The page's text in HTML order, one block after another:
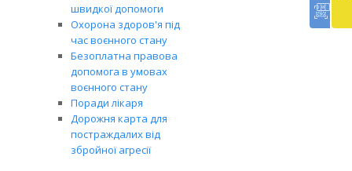
швидкої допомоги
Охорона здоров'я під
час воєнного стану
Безоплатна правова
допомога в умовах
воєнного стану
Поради лікаря
Дорожня карта для
постраждалих від
збройної агресії